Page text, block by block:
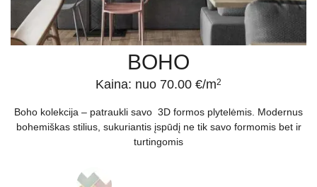
BOHO
Kaina: nuo 70.00 €/m2
Boho kolekcija – patraukli savo 3D formos plytelėmis. Modernus
bohemiškas stilius, sukuriantis įspūdį ne tik savo formomis bet ir
turtingomis